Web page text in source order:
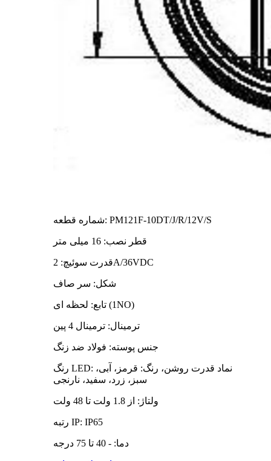
شماره قطعه: PM121F-10DT/J/R/12V/S
قطر نصب: 16 میلی متر
قدرت سوئیچ: 2A/36VDC
شکل: سر صاف
تابع: لحظه ای (1NO)
ترمینال: ترمینال 4 پین
جنس پوسته: فولاد ضد زنگ
رنگ LED: نماد قدرت روشن، رنگ: قرمز، آبی،
سبز، زرد، سفید، نارنجی
ولتاژ: از 1.8 ولت تا 48 ولت
رتبه IP: IP65
دما: - 40 تا 75 درجه